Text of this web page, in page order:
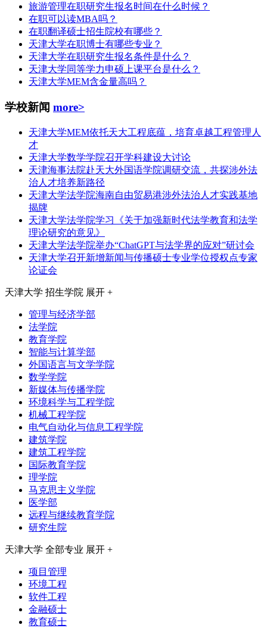
旅游管理在职研究生报名时间在什么时候？
在职可以读MBA吗？
在职翻译硕士招生院校有哪些？
天津大学在职博士有哪些专业？
天津大学在职研究生报名条件是什么？
天津大学同等学力申硕上课平台是什么？
天津大学MEM含金量高吗？
学校新闻 more>
天津大学MEM依托天大工程底蕴，培育卓越工程管理人
才
天津大学数学学院召开学科建设大讨论
天津海事法院赴天大外国语学院调研交流，共探涉外法
治人才培养新路径
天津大学法学院海南自由贸易港涉外法治人才实践基地
揭牌
天津大学法学院学习《关于加强新时代法学教育和法学
理论研究的意见》
天津大学法学院举办“ChatGPT与法学界的应对”研讨会
天津大学召开新增新闻与传播硕士专业学位授权点专家
论证会
天津大学 招生学院 展开 +
管理与经济学部
法学院
教育学院
智能与计算学部
外国语言与文学学院
数学学院
新媒体与传播学院
环境科学与工程学院
机械工程学院
电气自动化与信息工程学院
建筑学院
建筑工程学院
国际教育学院
理学院
马克思主义学院
医学部
远程与继续教育学院
研究生院
天津大学 全部专业 展开 +
项目管理
环境工程
软件工程
金融硕士
教育硕士